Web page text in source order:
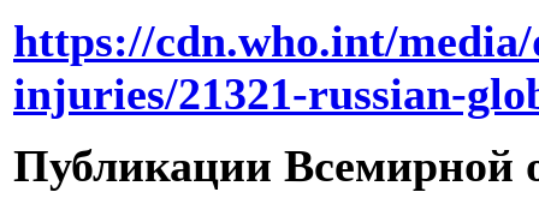
https://cdn.who.int/
injuries/21321-russian-
Публикации Всемирной